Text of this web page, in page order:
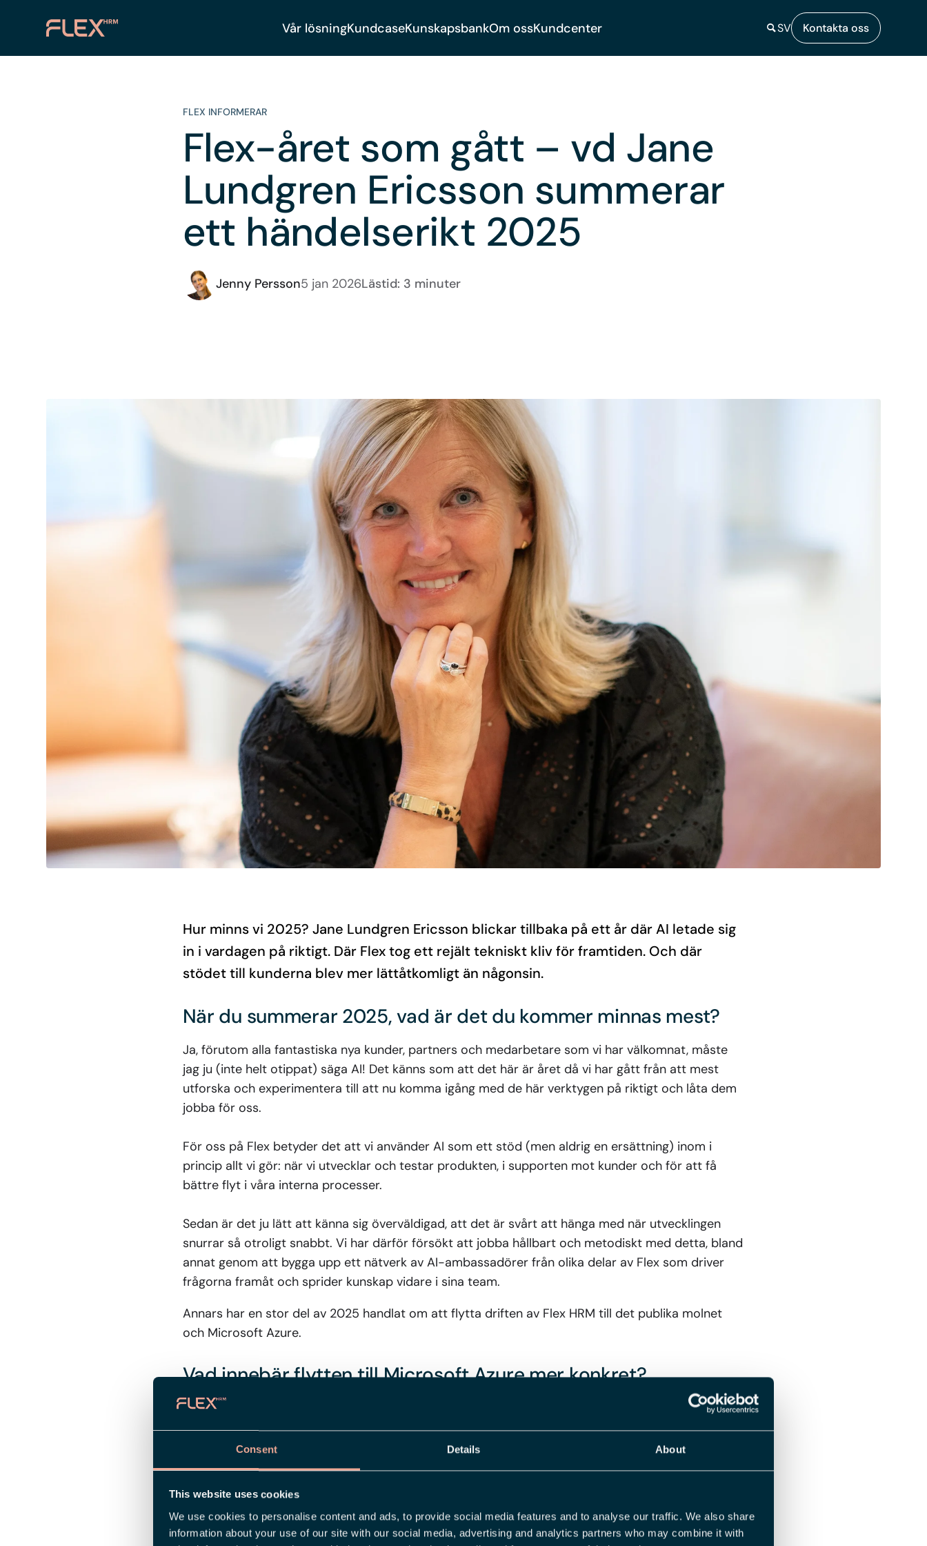
Consent Details About
This website uses cookies
We use cookies to personalise content and ads, to provide social media features and to analyse our traffic. We also share
information about your use of our site with our social media, advertising and analytics partners who may combine it with
Vår lösningKundcaseKunskapsbankOm ossKundcenter SV Kontakta oss
FLEX INFORMERAR
Flex-året som gått – vd Jane
Lundgren Ericsson summerar
ett händelserikt 2025
Jenny Persson5 jan 2026Lästid: 3 minuter
Hur minns vi 2025? Jane Lundgren Ericsson blickar tillbaka på ett år där AI letade sig
in i vardagen på riktigt. Där Flex tog ett rejält tekniskt kliv för framtiden. Och där
stödet till kunderna blev mer lättåtkomligt än någonsin.
När du summerar 2025, vad är det du kommer minnas mest?
Ja, förutom alla fantastiska nya kunder, partners och medarbetare som vi har välkomnat, måste
jag ju (inte helt otippat) säga AI! Det känns som att det här är året då vi har gått från att mest
utforska och experimentera till att nu komma igång med de här verktygen på riktigt och låta dem
jobba för oss.
För oss på Flex betyder det att vi använder AI som ett stöd (men aldrig en ersättning) inom i
princip allt vi gör: när vi utvecklar och testar produkten, i supporten mot kunder och för att få
bättre flyt i våra interna processer.
Sedan är det ju lätt att känna sig överväldigad, att det är svårt att hänga med när utvecklingen
snurrar så otroligt snabbt. Vi har därför försökt att jobba hållbart och metodiskt med detta, bland
annat genom att bygga upp ett nätverk av AI-ambassadörer från olika delar av Flex som driver
frågorna framåt och sprider kunskap vidare i sina team.
Annars har en stor del av 2025 handlat om att flytta driften av Flex HRM till det publika molnet
och Microsoft Azure.
Vad innebär flytten till Microsoft Azure mer konkret?
Framför allt handlar det om att framtidssäkra och skapa största möjliga trygghet för våra kunder,
både här och nu och på lång sikt. Microsoft Azure är en av världens största molnplattformar, med
säkerhet och prestanda på en nivå som få andra aktörer har svårt att matcha.
av nya AI-lösningar och bygga in dem i vår produktportfölj.